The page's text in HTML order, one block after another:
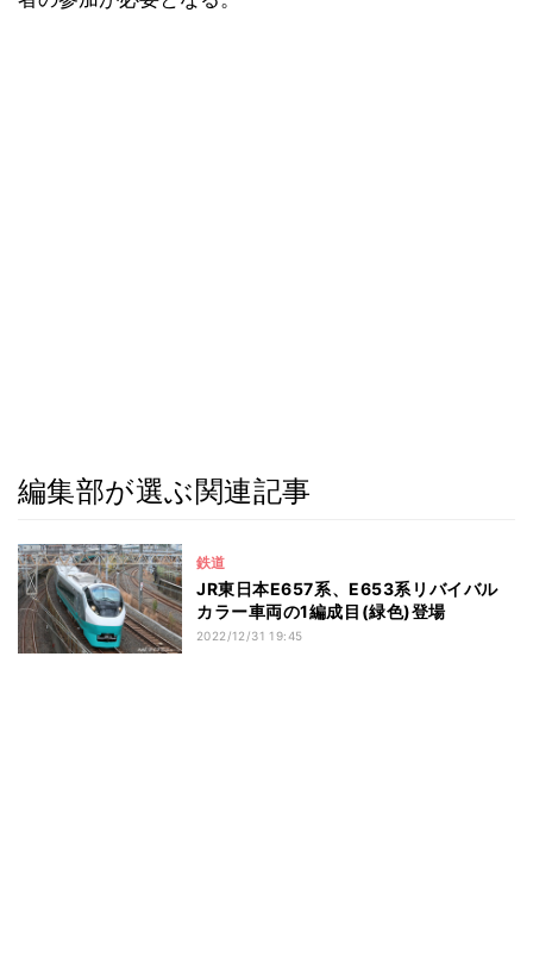
編集部が選ぶ関連記事
鉄道
JR東日本E657系、E653系リバイバル
カラー車両の1編成目(緑色)登場
2022/12/31 19:45